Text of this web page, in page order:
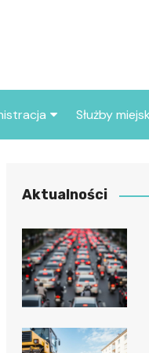
miasta
Służby
Policja
Aktualności